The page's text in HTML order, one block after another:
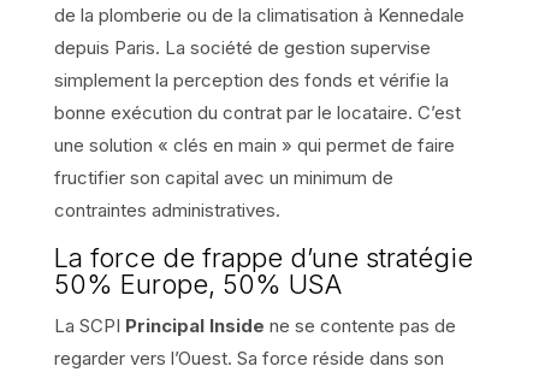
de la plomberie ou de la climatisation à Kennedale
depuis Paris. La société de gestion supervise
simplement la perception des fonds et vérifie la
bonne exécution du contrat par le locataire. C’est
une solution « clés en main » qui permet de faire
fructifier son capital avec un minimum de
contraintes administratives.
La force de frappe d’une stratégie
50% Europe, 50% USA
La SCPI Principal Inside ne se contente pas de
regarder vers l’Ouest. Sa force réside dans son